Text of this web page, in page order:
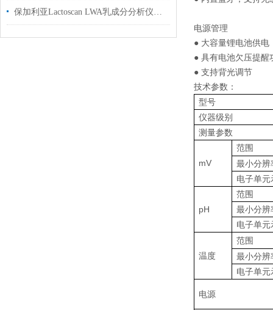
保加利亚Lactoscan LWA乳成分分析仪性能参数
电源管理
● 大容量锂电池供电
● 具有电池欠压提醒
● 支持背光调节
技术参数：
型号
仪器级别
测量参数
mV
范围
最小分辨
电子单
pH
范围
最小分辨
电子单
温度
范围
最小分辨
电子单
电源